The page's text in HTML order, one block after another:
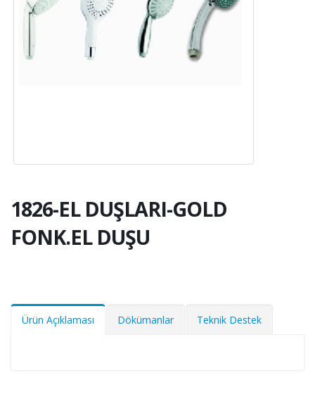
1826-EL DUŞLARI-GOLD
FONK.EL DUŞU
Ürün Açıklaması Dökümanlar Teknik Destek